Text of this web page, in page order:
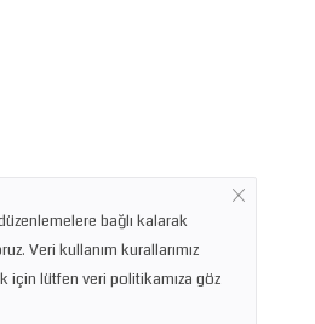
bağlı kalarak
Veri kullanım kurallarımız
için lütfen veri politikamıza göz